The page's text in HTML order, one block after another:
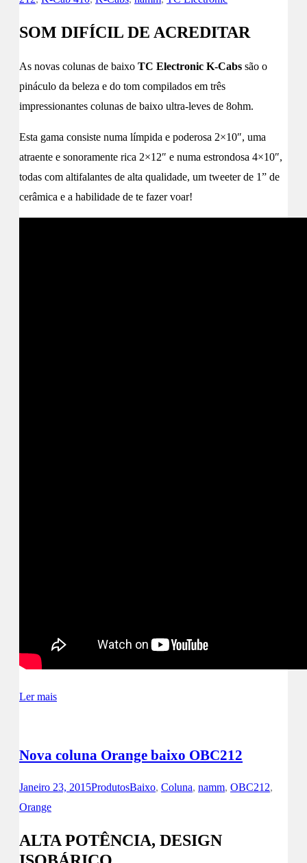
SOM DIFÍCIL DE ACREDITAR
As novas colunas de baixo TC Electronic K-Cabs são o
pináculo da beleza e do tom compilados em três
impressionantes colunas de baixo ultra-leves de 8ohm.
Esta gama consiste numa límpida e poderosa 2×10″, uma
atraente e sonoramente rica 2×12″ e numa estrondosa 4×10″,
todas com altifalantes de alta qualidade, um tweeter de 1” de
cerâmica e a habilidade de te fazer voar!
Ler mais
Nova coluna Orange baixo OBC212
Janeiro 23, 2015ProdutosBaixo, Coluna, namm, OBC212,
Orange
ALTA POTÊNCIA, DESIGN